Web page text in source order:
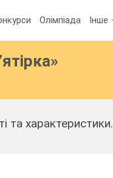
Олімпіада Інше
та характеристики.